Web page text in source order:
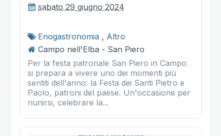
sabato 29 giugno 2024
Enogastronomia , Altro
Campo nell'Elba - San Piero
Per la festa patronale San Piero in Campo
si prepara a vivere uno dei momenti più
sentiti dell'anno: la Festa dei Santi Pietro e
Paolo, patroni del paese. Un'occasione per
riunirsi, celebrare la...